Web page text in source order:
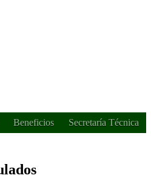
Beneficios Secretaría Técnica